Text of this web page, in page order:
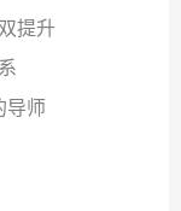
提升
导师